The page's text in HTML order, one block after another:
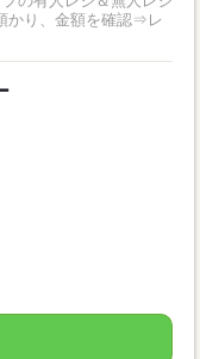
かり、金額を確認⇒レ